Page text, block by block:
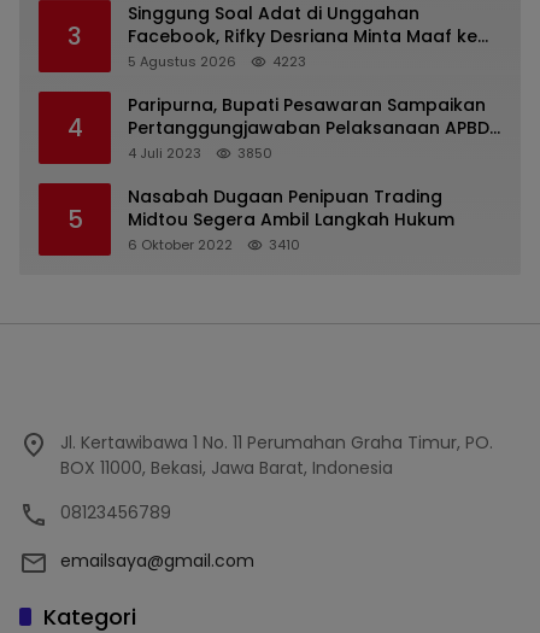
3
Singgung Soal Adat di Unggahan
Facebook, Rifky Desriana Minta Maaf ke
PDA dan Bupati Kubar
5 Agustus 2026 4223
4
Paripurna, Bupati Pesawaran Sampaikan
Pertanggungjawaban Pelaksanaan APBD
2022
4 Juli 2023 3850
5
Nasabah Dugaan Penipuan Trading
Midtou Segera Ambil Langkah Hukum
6 Oktober 2022 3410
Jl. Kertawibawa 1 No. 11 Perumahan Graha Timur, PO.
BOX 11000, Bekasi, Jawa Barat, Indonesia
08123456789
emailsaya@gmail.com
Kategori